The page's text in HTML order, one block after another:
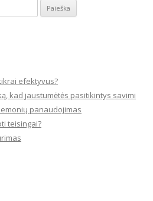
efektyvus?
kad jaustumėtės pasitikintys savimi
panaudojimas
teisingai?